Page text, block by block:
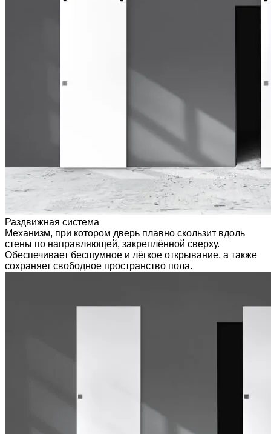
Раздвижная система
Механизм, при котором дверь плавно скользит вдоль
стены по направляющей, закреплённой сверху.
Обеспечивает бесшумное и лёгкое открывание, а также
сохраняет свободное пространство пола.